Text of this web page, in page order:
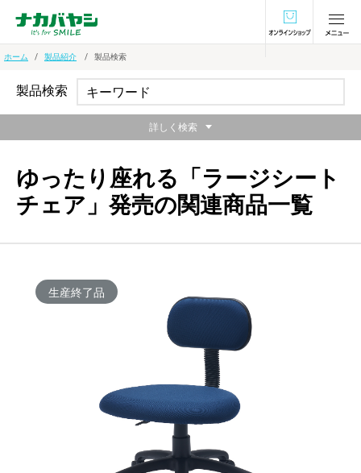
オンラインショ
ホーム 製品紹介 製品検索
ゆったり座れる「ラージシート
チェア」発売の関連商品一覧
生産終了品
製品検索
詳しく検索